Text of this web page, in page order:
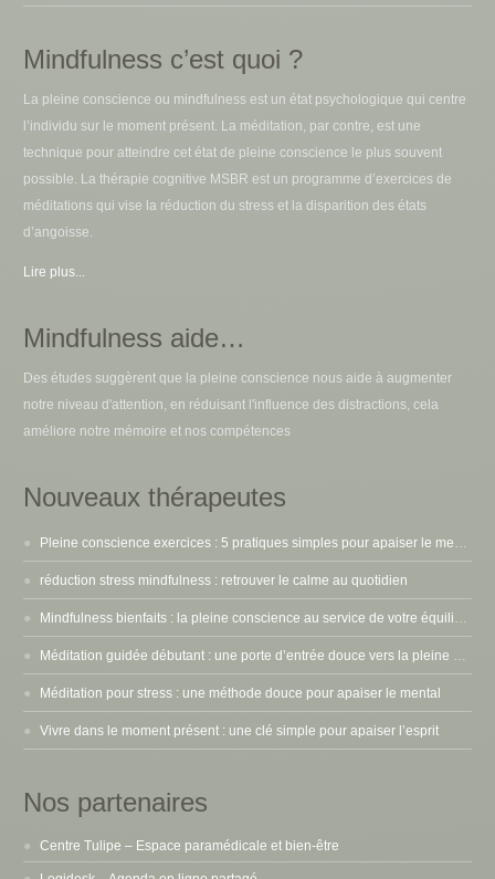
Mindfulness c’est quoi ?
La pleine conscience ou mindfulness est un état psychologique qui centre
l’individu sur le moment présent. La méditation, par contre, est une
technique pour atteindre cet état de pleine conscience le plus souvent
possible. La thérapie cognitive MSBR est un programme d’exercices de
méditations qui vise la réduction du stress et la disparition des états
d’angoisse.
Lire plus...
Mindfulness aide…
Des études suggèrent que la pleine conscience nous aide à augmenter
notre niveau d'attention, en réduisant l'influence des distractions, cela
améliore notre mémoire et nos compétences
Nouveaux thérapeutes
réduction stress mindfulness : retrouver le calme au quotidien
Méditation pour stress : une méthode douce pour apaiser le mental
Vivre dans le moment présent : une clé simple pour apaiser l’esprit
Nos partenaires
Centre Tulipe – Espace paramédicale et bien-être